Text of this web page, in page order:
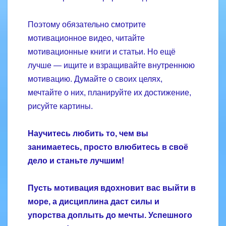
Поэтому обязательно смотрите
мотивационное видео, читайте
мотивационные книги и статьи. Но ещё
лучше — ищите и взращивайте внутреннюю
мотивацию. Думайте о своих целях,
мечтайте о них, планируйте их достижение,
рисуйте картины.
Научитесь любить то, чем вы
занимаетесь, просто влюбитесь в своё
дело и станьте лучшим!
Пусть мотивация вдохновит вас выйти в
море, а дисциплина даст силы и
упорства доплыть до мечты. Успешного